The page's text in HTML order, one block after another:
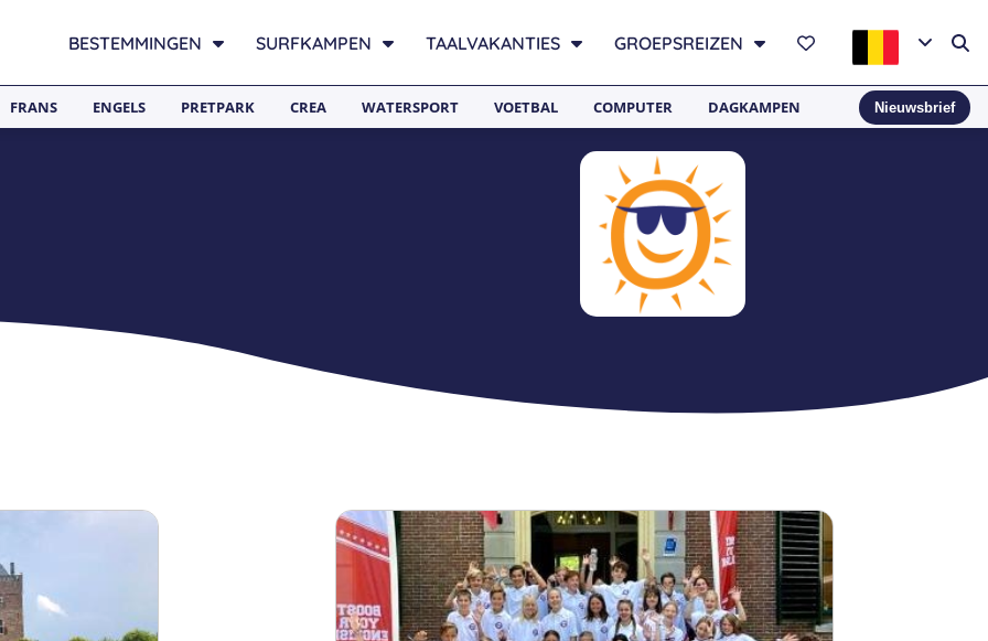
BESTEMMINGEN SURFKAMPEN TAALVAKANTIES GROEPSREIZEN
FRANS ENGELS PRETPARK CREA WATERSPORT VOETBAL COMPUTER DAGKAMPEN Nieuwsbrief